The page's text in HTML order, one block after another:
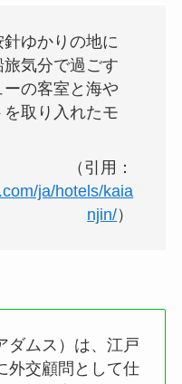
ゆかりの地に
気分で過ごす
の客室と海や
取り入れたモ
（引用：
ja/hotels/kaia
njin/）
ダムス）は、江戸
外交顧問として仕